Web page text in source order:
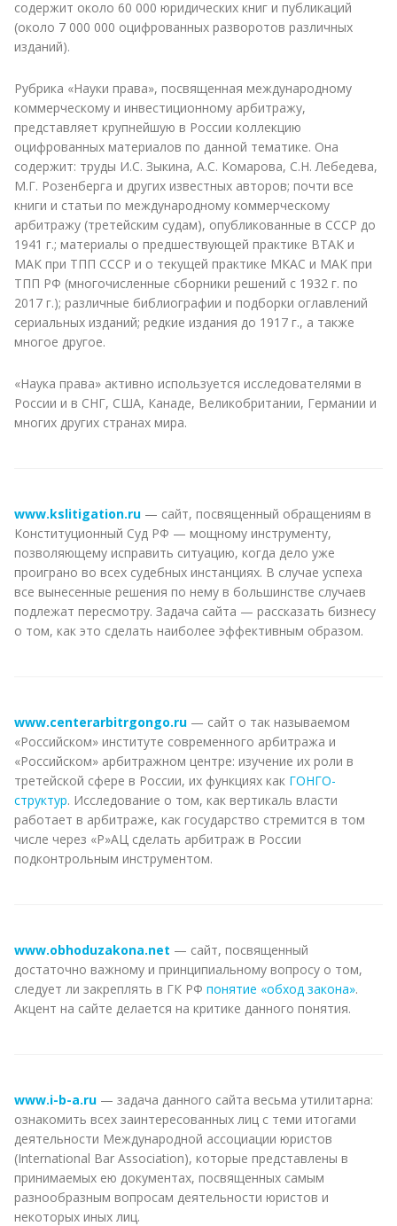
содержит около 60 000 юридических книг и публикаций
(около 7 000 000 оцифрованных разворотов различных
изданий).
Рубрика «Науки права», посвященная международному
коммерческому и инвестиционному арбитражу,
представляет крупнейшую в России коллекцию
оцифрованных материалов по данной тематике. Она
содержит: труды И.С. Зыкина, А.С. Комарова, С.Н. Лебедева,
М.Г. Розенберга и других известных авторов; почти все
книги и статьи по международному коммерческому
арбитражу (третейским судам), опубликованные в СССР до
1941 г.; материалы о предшествующей практике ВТАК и
МАК при ТПП СССР и о текущей практике МКАС и МАК при
ТПП РФ (многочисленные сборники решений с 1932 г. по
2017 г.); различные библиографии и подборки оглавлений
сериальных изданий; редкие издания до 1917 г., а также
многое другое.
«Наука права» активно используется исследователями в
России и в СНГ, США, Канаде, Великобритании, Германии и
многих других странах мира.
www.kslitigation.ru — сайт, посвященный обращениям в
Конституционный Суд РФ — мощному инструменту,
позволяющему исправить ситуацию, когда дело уже
проиграно во всех судебных инстанциях. В случае успеха
все вынесенные решения по нему в большинстве случаев
подлежат пересмотру. Задача сайта — рассказать бизнесу
о том, как это сделать наиболее эффективным образом.
www.centerarbitrgongo.ru — сайт о так называемом
«Российском» институте современного арбитража и
«Российском» арбитражном центре: изучение их роли в
третейской сфере в России, их функциях как ГОНГО-
структур. Исследование о том, как вертикаль власти
работает в арбитраже, как государство стремится в том
числе через «Р»АЦ сделать арбитраж в России
подконтрольным инструментом.
www.obhoduzakona.net — сайт, посвященный
достаточно важному и принципиальному вопросу о том,
следует ли закреплять в ГК РФ понятие «обход закона».
Акцент на сайте делается на критике данного понятия.
www.i-b-a.ru — задача данного сайта весьма утилитарна:
ознакомить всех заинтересованных лиц с теми итогами
деятельности Международной ассоциации юристов
(International Bar Association), которые представлены в
принимаемых ею документах, посвященных самым
разнообразным вопросам деятельности юристов и
некоторых иных лиц.